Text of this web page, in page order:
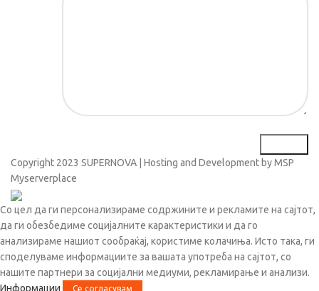
Copyright 2023 SUPERNOVA | Hosting and Development by MSP
Myserverplace
Со цел да ги персонализираме содржините и рекламите на сајтот,
да ги обезбедиме социјалните карактеристики и да го
анализираме нашиот сообраќај, користиме колачиња. Исто така, ги
споделуваме информациите за вашата употреба на сајтот, со
нашите партнери за социјални медиуми, рекламирање и анализи.
Информации
Се согласувам